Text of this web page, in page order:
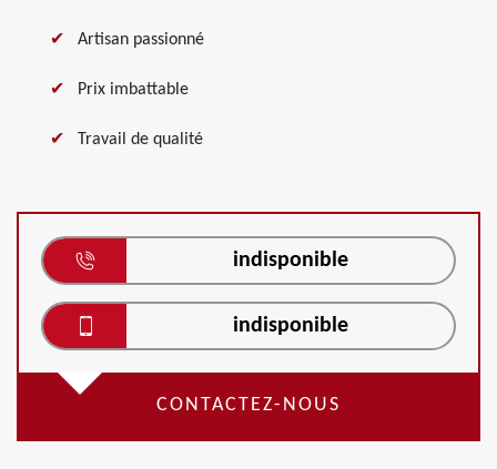
Artisan passionné
Prix imbattable
Travail de qualité
indisponible
indisponible
CONTACTEZ-NOUS